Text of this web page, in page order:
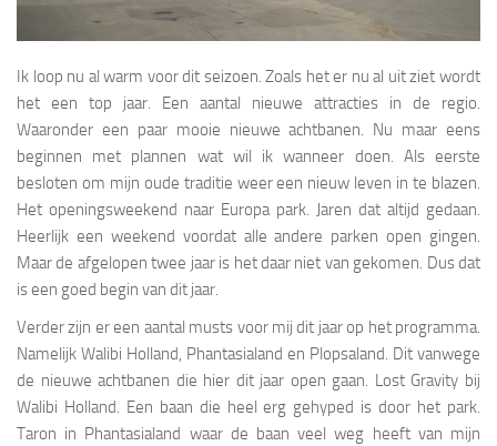
Ik loop nu al warm voor dit seizoen. Zoals het er nu al uit ziet wordt
het een top jaar. Een aantal nieuwe attracties in de regio.
Waaronder een paar mooie nieuwe achtbanen. Nu maar eens
beginnen met plannen wat wil ik wanneer doen. Als eerste
besloten om mijn oude traditie weer een nieuw leven in te blazen.
Het openingsweekend naar Europa park. Jaren dat altijd gedaan.
Heerlijk een weekend voordat alle andere parken open gingen.
Maar de afgelopen twee jaar is het daar niet van gekomen. Dus dat
is een goed begin van dit jaar.
Verder zijn er een aantal musts voor mij dit jaar op het programma.
Namelijk Walibi Holland, Phantasialand en Plopsaland. Dit vanwege
de nieuwe achtbanen die hier dit jaar open gaan. Lost Gravity bij
Walibi Holland. Een baan die heel erg gehyped is door het park.
Taron in Phantasialand waar de baan veel weg heeft van mijn